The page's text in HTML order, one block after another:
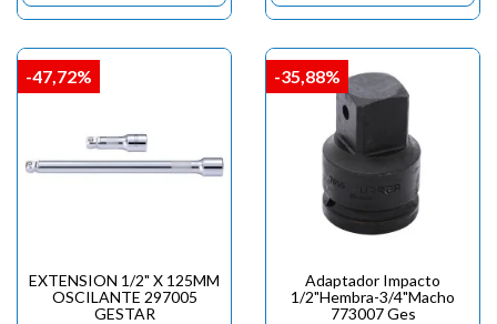
EXTENSION 1/2" X 125MM
OSCILANTE 297005
GESTAR
-47,72%
Adaptador Impacto
1/2"Hembra-3/4"Macho
773007 Ges
-35,88%